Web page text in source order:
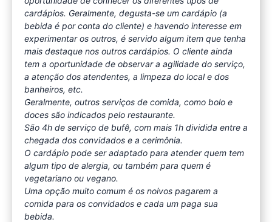
cardápios. Geralmente, degusta-se um cardápio (a
bebida é por conta do cliente) e havendo interesse em
experimentar os outros, é servido algum item que tenha
mais destaque nos outros cardápios. O cliente ainda
tem a oportunidade de observar a agilidade do serviço,
a atenção dos atendentes, a limpeza do local e dos
banheiros, etc.
Geralmente, outros serviços de comida, como bolo e
doces são indicados pelo restaurante.
São 4h de serviço de bufê, com mais 1h dividida entre a
chegada dos convidados e a cerimônia.
O cardápio pode ser adaptado para atender quem tem
algum tipo de alergia, ou também para quem é
vegetariano ou vegano.
Uma opção muito comum é os noivos pagarem a
comida para os convidados e cada um paga sua
bebida.